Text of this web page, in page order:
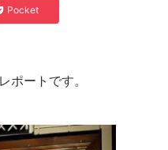
Pocket
ポートです。